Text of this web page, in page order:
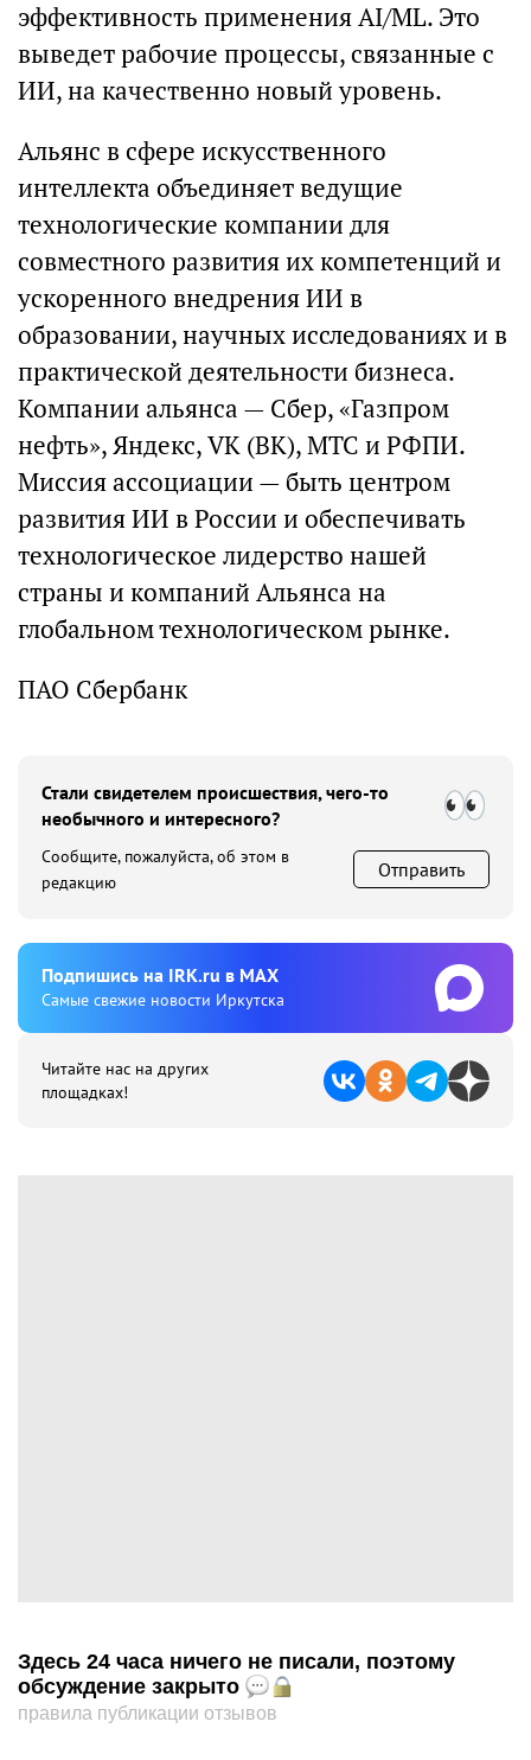
эффективность применения AI/ML. Это
выведет рабочие процессы, связанные с
ИИ, на качественно новый уровень.
Альянс в сфере искусственного
интеллекта объединяет ведущие
технологические компании для
совместного развития их компетенций и
ускоренного внедрения ИИ в
образовании, научных исследованиях и в
практической деятельности бизнеса.
Компании альянса — Сбер, «Газпром
нефть», Яндекс, VK (ВК), МТС и РФПИ.
Миссия ассоциации — быть центром
развития ИИ в России и обеспечивать
технологическое лидерство нашей
страны и компаний Альянса на
глобальном технологическом рынке.
ПАО Сбербанк
Стали свидетелем происшествия, чего-то
необычного и интересного?
Сообщите, пожалуйста, об этом в
редакцию
Отправить
Подпишиcь на IRK.ru в MAX
Cамые свежие новости Иркутска
Читайте нас на других
площадках!
Здесь 24 часа ничего не писали, поэтому
обсуждение закрыто
правила публикации отзывов